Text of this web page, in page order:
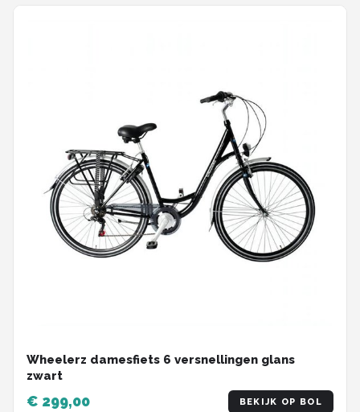
Wheelerz damesfiets 6 versnellingen glans
zwart
€ 299,00 BEKIJK OP BOL